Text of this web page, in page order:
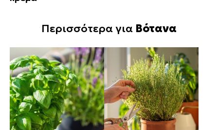
Περισσότερα για Βότανα